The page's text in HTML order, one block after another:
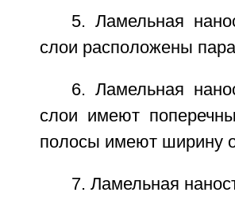
5. Ламельная
слои расположены
6. Ламельная
слои имеют
полосы имеют ширину
7. Ламельная